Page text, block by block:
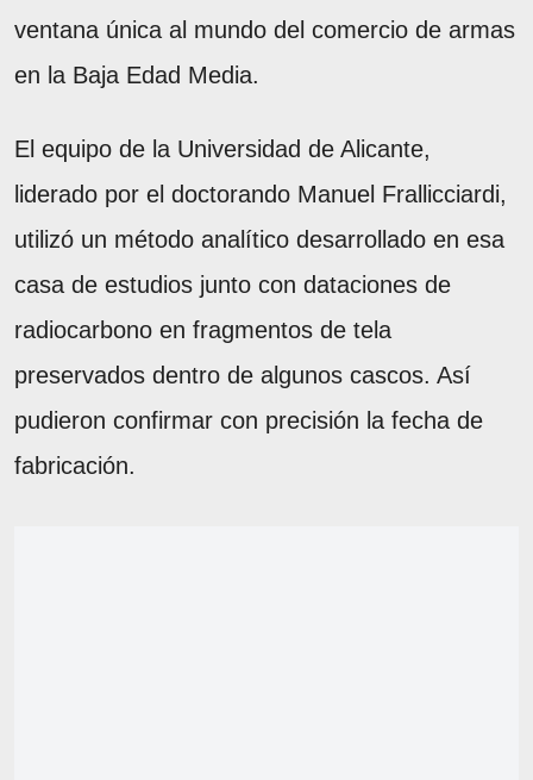
ventana única al mundo del comercio de armas
en la Baja Edad Media.
El equipo de la Universidad de Alicante,
liderado por el doctorando Manuel Frallicciardi,
utilizó un método analítico desarrollado en esa
casa de estudios junto con dataciones de
radiocarbono en fragmentos de tela
preservados dentro de algunos cascos. Así
pudieron confirmar con precisión la fecha de
fabricación.